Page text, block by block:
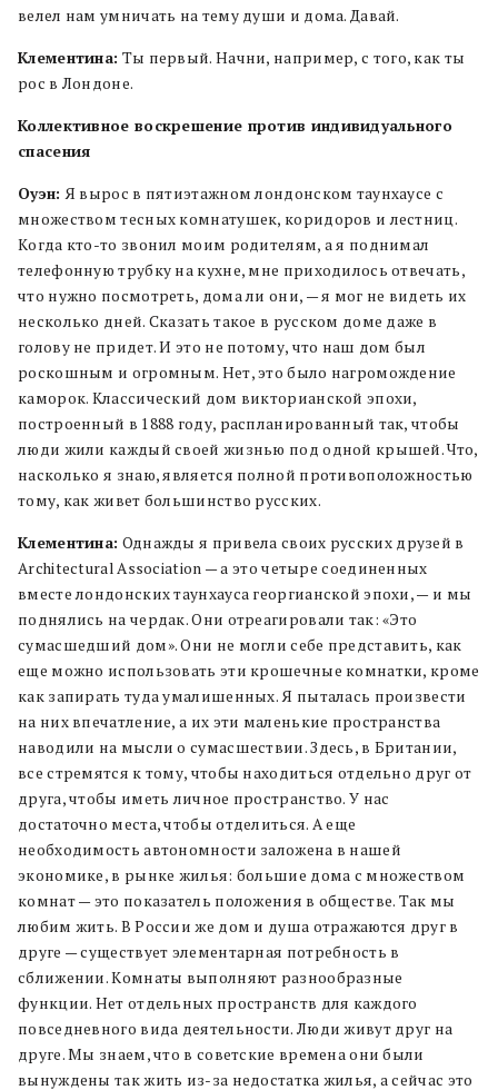
велел нам умничать на тему души и дома. Давай.
Клементина: Ты первый. Начни, например, с того, как ты
рос в Лондоне.
Коллективное воскрешение против индивидуального
спасения
Оуэн: Я вырос в пятиэтажном лондонском таунхаусе с
множеством тесных комнатушек, коридоров и лестниц.
Когда кто-то звонил моим родителям, а я поднимал
телефонную трубку на кухне, мне приходилось отвечать,
что нужно посмотреть, дома ли они, — я мог не видеть их
несколько дней. Сказать такое в русском доме даже в
голову не придет. И это не потому, что наш дом был
роскошным и огромным. Нет, это было нагромождение
каморок. Классический дом викторианской эпохи,
построенный в 1888 году, распланированный так, чтобы
люди жили каждый своей жизнью под одной крышей. Что,
насколько я знаю, является полной противоположностью
тому, как живет большинство русских.
Клементина: Однажды я привела своих русских друзей в
Architectural Association — а это четыре соединенных
вместе лондонских таунхауса георгианской эпохи, — и мы
поднялись на чердак. Они отреагировали так: «Это
сумасшедший дом». Они не могли себе представить, как
еще можно использовать эти крошечные комнатки, кроме
как запирать туда умалишенных. Я пыталась произвести
на них впечатление, а их эти маленькие пространства
наводили на мысли о сумасшествии. Здесь, в Британии,
все стремятся к тому, чтобы находиться отдельно друг от
друга, чтобы иметь личное пространство. У нас
достаточно места, чтобы отделиться. А еще
необходимость автономности заложена в нашей
экономике, в рынке жилья: большие дома с множеством
комнат — это показатель положения в обществе. Так мы
любим жить. В России же дом и душа отражаются друг в
друге — существует элементарная потребность в
сближении. Комнаты выполняют разнообразные
функции. Нет отдельных пространств для каждого
повседневного вида деятельности. Люди живут друг на
друге. Мы знаем, что в советские времена они были
вынуждены так жить из-за недостатка жилья, а сейчас это